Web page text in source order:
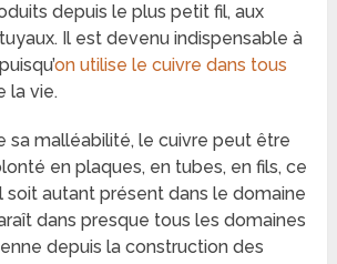
depuis le plus petit fil, aux
Il est devenu indispensable à
on utilise le cuivre dans tous
la vie.
sa malléabilité, le cuivre peut être
en plaques, en tubes, en fils, ce
soit autant présent dans le domaine
dans presque tous les domaines
depuis la construction des